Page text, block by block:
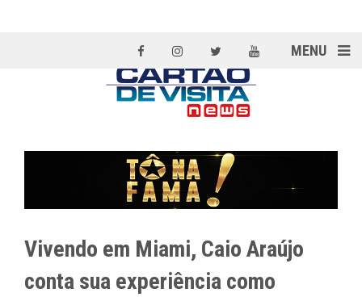
MENU
Vivendo em Miami, Caio Araújo
conta sua experiência como